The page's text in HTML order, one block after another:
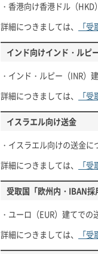
・香港向け香港ドル（
詳細につきましては、
「
インド向けインド・ルピ
・インド・ルピー（INR）
詳細につきましては、
「
イスラエル向け送金
・イスラエル向けの送金
詳細につきましては、
「
受取国「欧州内・IBAN
・ユーロ（EUR）建てで
詳細につきましては、
「